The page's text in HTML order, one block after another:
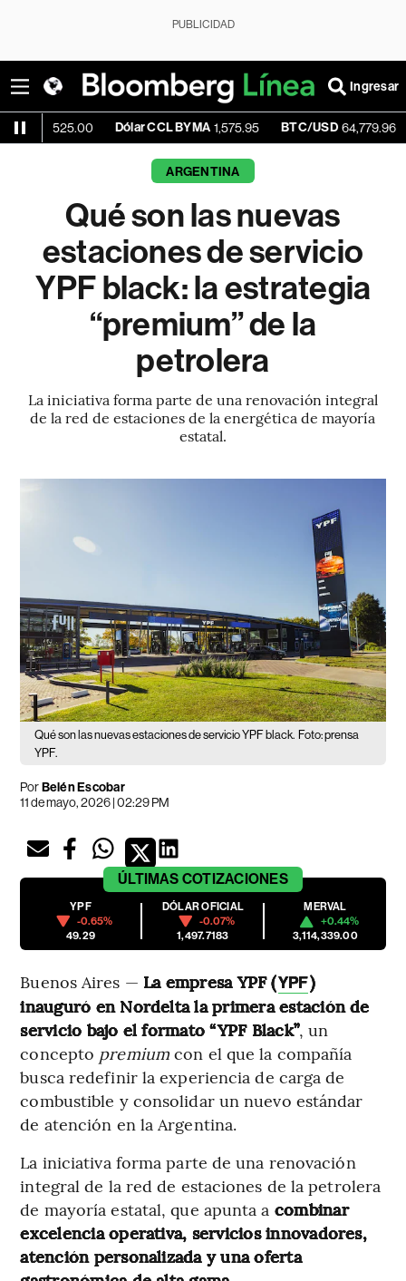
PUBLICIDAD
Ingresar
Dólar CCL BYMA 1,575.95 BTC/USD 64,779.96 +0.60%
ARGENTINA
Qué son las nuevas
estaciones de servicio
YPF black: la estrategia
“premium” de la
petrolera
La iniciativa forma parte de una renovación integral
de la red de estaciones de la energética de mayoría
estatal.
Qué son las nuevas estaciones de servicio YPF black. Foto: prensa
YPF.
PorBelén Escobar
11 de mayo, 2026 | 02:29 PM
ÚLTIMAS COTIZACIONES
YPF
-0.65%
49.29
DÓLAR OFICIAL
-0.07%
1,497.7183
MERVAL
+0.44%
3,114,339.00
Buenos Aires — La empresa YPF (YPF)
inauguró en Nordelta la primera estación de
servicio bajo el formato “YPF Black”, un
concepto premiumcon el que la compañía
busca redefinir la experiencia de carga de
combustible y consolidar un nuevo estándar
de atención en la Argentina.
La iniciativa forma parte de una renovación
integral de la red de estaciones de la petrolera
de mayoría estatal, que apunta a combinar
excelencia operativa, servicios innovadores,
atención personalizada y una oferta